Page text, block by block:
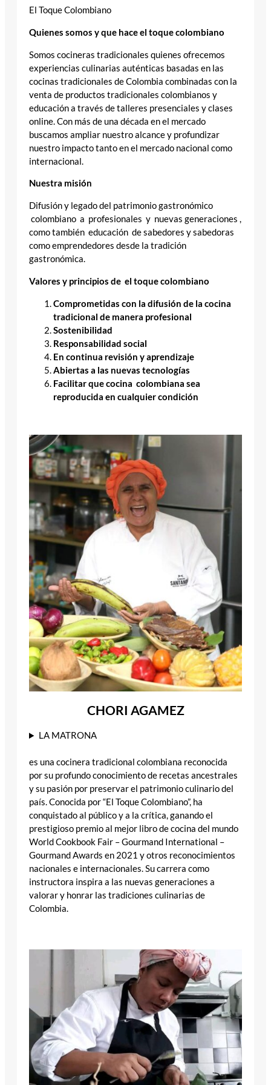
El Toque Colombiano
Quienes somos y que hace el toque colombiano
Somos cocineras tradicionales quienes ofrecemos
experiencias culinarias auténticas basadas en las
cocinas tradicionales de Colombia combinadas con la
venta de productos tradicionales colombianos y
educación a través de talleres presenciales y clases
online. Con más de una década en el mercado
buscamos ampliar nuestro alcance y profundizar
nuestro impacto tanto en el mercado nacional como
internacional.
Nuestra misión
Difusión y legado del patrimonio gastronómico
colombiano a profesionales y nuevas generaciones ,
como también educación de sabedores y sabedoras
como emprendedores desde la tradición
gastronómica.
Valores y principios de el toque colombiano
Comprometidas con la difusión de la cocina
tradicional de manera profesional
Sostenibilidad
Responsabilidad social
En continua revisión y aprendizaje
Abiertas a las nuevas tecnologías
Facilitar que cocina colombiana sea
reproducida en cualquier condición
CHORI AGAMEZ
LA MATRONA
es una cocinera tradicional colombiana reconocida
por su profundo conocimiento de recetas ancestrales
y su pasión por preservar el patrimonio culinario del
país. Conocida por “El Toque Colombiano”, ha
conquistado al público y a la crítica, ganando el
prestigioso premio al mejor libro de cocina del mundo
World Cookbook Fair – Gourmand International –
Gourmand Awards en 2021 y otros reconocimientos
nacionales e internacionales. Su carrera como
instructora inspira a las nuevas generaciones a
valorar y honrar las tradiciones culinarias de
Colombia.